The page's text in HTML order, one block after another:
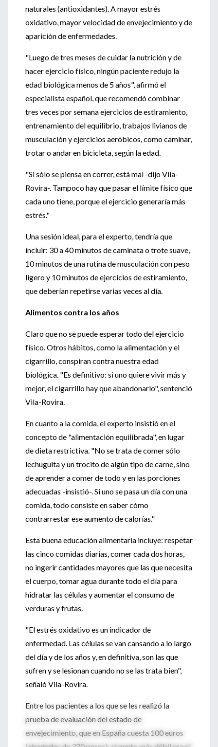
naturales (antioxidantes). A mayor estrés
oxidativo, mayor velocidad de envejecimiento y de
aparición de enfermedades.
"Luego de tres meses de cuidar la nutrición y de
hacer ejercicio físico, ningún paciente redujo la
edad biológica menos de 5 años", afirmó el
especialista español, que recomendó combinar
tres veces por semana ejercicios de estiramiento,
entrenamiento del equilibrio, trabajos livianos de
musculación y ejercicios aeróbicos, como caminar,
trotar o andar en bicicleta, según la edad.
"Si sólo se piensa en correr, está mal -dijo Vila-
Rovira-. Tampoco hay que pasar el límite físico que
cada uno tiene, porque el ejercicio generaría más
estrés."
Una sesión ideal, para el experto, tendría que
incluir: 30 a 40 minutos de caminata o trote suave,
10 minutos de una rutina de musculación con peso
ligero y 10 minutos de ejercicios de estiramiento,
que deberían repetirse varias veces al día.
Alimentos contra los años
Claro que no se puede esperar todo del ejercicio
físico. Otros hábitos, como la alimentación y el
cigarrillo, conspiran contra nuestra edad
biológica. "Es definitivo: si uno quiere vivir más y
mejor, el cigarrillo hay que abandonarlo", sentenció
Vila-Rovira.
En cuanto a la comida, el experto insistió en el
concepto de "alimentación equilibrada", en lugar
de dieta restrictiva. "No se trata de comer sólo
lechuguita y un trocito de algún tipo de carne, sino
de aprender a comer de todo y en las porciones
adecuadas -insistió-. Si uno se pasa un día con una
comida, todo consiste en saber cómo
contrarrestar ese aumento de calorías."
Esta buena educación alimentaria incluye: respetar
las cinco comidas diarias, comer cada dos horas,
no ingerir cantidades mayores que las que necesita
el cuerpo, tomar agua durante todo el día para
hidratar las células y aumentar el consumo de
verduras y frutas.
"El estrés oxidativo es un indicador de
enfermedad. Las células se van cansando a lo largo
del día y de los años y, en definitiva, son las que
sufren y se lesionan cuando no se las trata bien",
señaló Vila-Rovira.
Entre los pacientes a los que se les realizó la
prueba de evaluación del estado de
envejecimiento, que en España cuesta 100 euros